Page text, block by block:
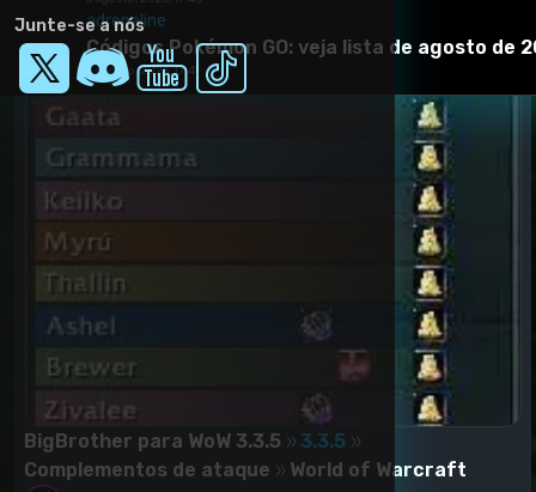
Junte-se a nós
BigBrother para WoW 3.3.5
3.3.5
Complementos de ataque
World of Warcraft
adrenaline
Códigos Pokémon GO: veja lista de agosto de
5 agosto, 2026, 17:41